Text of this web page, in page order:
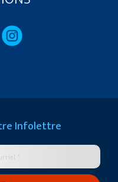
Infolettre